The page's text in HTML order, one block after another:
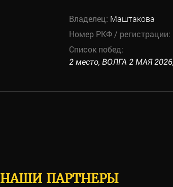
Владелец: Маштакова
Номер РКФ / регистрации:
Список побед:
2 место, ВОЛГА 2 МАЯ
НАШИ ПАРТНЕРЫ